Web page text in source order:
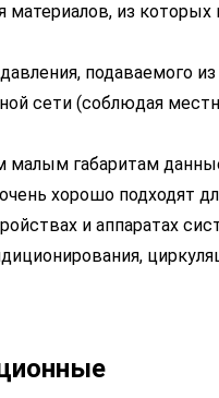
материалов, из которых
подаваемого из
сети (соблюдая
малым габаритам
хорошо подходят
и аппаратах